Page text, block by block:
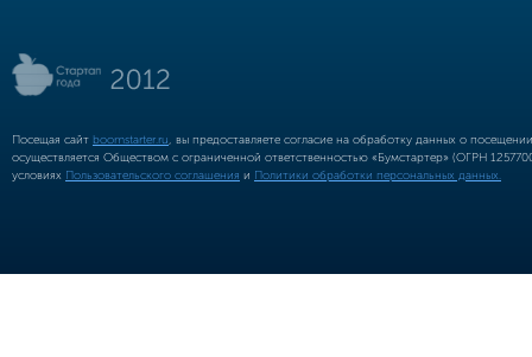
Посещая сайт boomstarter.ru , вы предоставляете согласие на обработку данных о
осуществляется Обществом с ограниченной ответственностью «Бумстартер» (ОГРН
условиях Пользовательского соглашения и Политики обработки персональных данных.